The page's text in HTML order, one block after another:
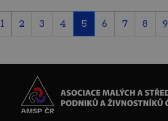
1 2 3 4 5 6 7 8 9